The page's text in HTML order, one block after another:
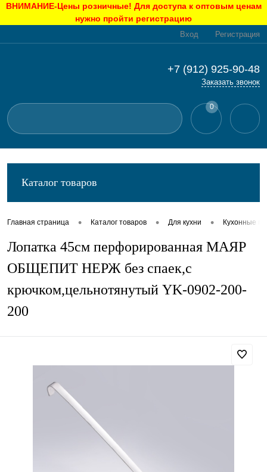
ВНИМАНИЕ-Цены розничные! Для доступа к оптовым ценам
нужно пройти регистрацию
Вход Регистрация
+7 (912) 925-90-48
Заказать звонок
0
Каталог товаров
Главная страница • Каталог товаров • Для кухни • Кухонные
Лопатка 45см перфорированная МАЯР
ОБЩЕПИТ НЕРЖ без спаек,с
крючком,цельнотянутый YK-0902-200-
200